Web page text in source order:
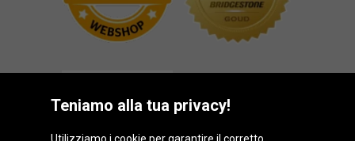
Teniamo alla tua privacy!